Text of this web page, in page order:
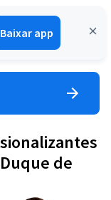
Baixar app
Entrar
de